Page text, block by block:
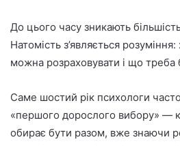
До цього часу зникають
Натомість з’являється
можна розраховувати і що треба
Саме шостий рік психологи
«першого дорослого вибору» —
обирає бути разом, вже знаючи